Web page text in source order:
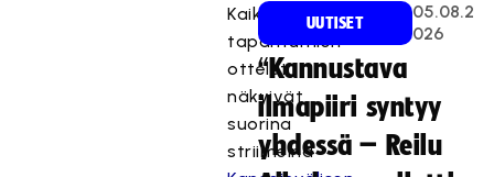
Kaikkien
tapahtumien
ottelut
näkyivät
suorina
striimeinä
UUTISET
05.08.2
026
“Kannustava
ilmapiiri syntyy
yhdessä – Reilu